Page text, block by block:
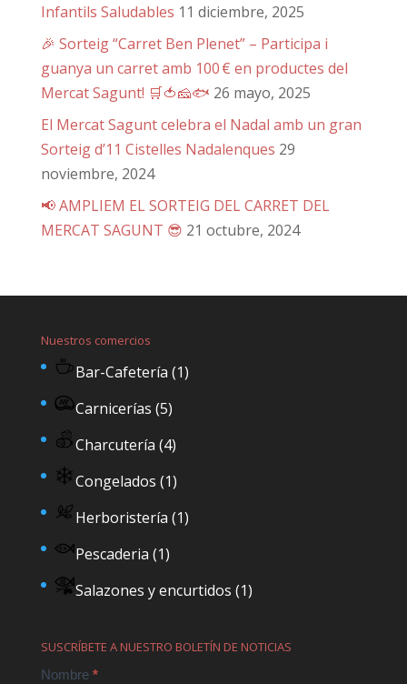
Infantils Saludables 11 diciembre, 2025
🎉 Sorteig “Carret Ben Plenet” – Participa i
guanya un carret amb 100 € en productes del
Mercat Sagunt! 🛒🍅🧀🐟 26 mayo, 2025
El Mercat Sagunt celebra el Nadal amb un gran
Sorteig d’11 Cistelles Nadalenques 29
noviembre, 2024
📢 AMPLIEM EL SORTEIG DEL CARRET DEL
MERCAT SAGUNT 😎 21 octubre, 2024
Nuestros comercios
Bar-Cafetería (1)
Carnicerías (5)
Charcutería (4)
Congelados (1)
Herboristería (1)
Pescaderia (1)
Salazones y encurtidos (1)
SUSCRÍBETE A NUESTRO BOLETÍN DE NOTICIAS
Contact
Nombre *